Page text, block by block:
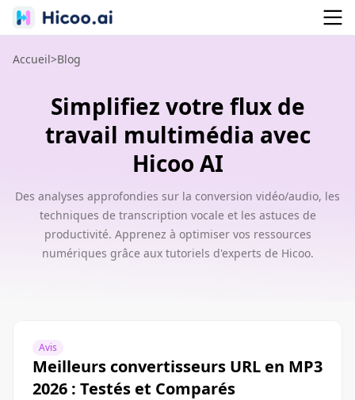
Accueil>Blog
Simplifiez votre flux de
travail multimédia avec
Hicoo AI
Des analyses approfondies sur la conversion vidéo/audio, les
techniques de transcription vocale et les astuces de
productivité. Apprenez à optimiser vos ressources
numériques grâce aux tutoriels d'experts de Hicoo.
Avis
Meilleurs convertisseurs URL en MP3
2026 : Testés et Comparés